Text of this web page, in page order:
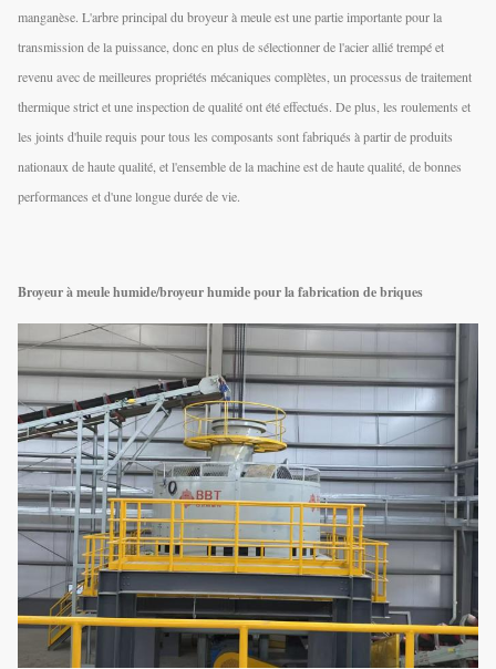
manganèse. L'arbre principal du broyeur à meule est une partie importante pour la
transmission de la puissance, donc en plus de sélectionner de l'acier allié trempé et
revenu avec de meilleures propriétés mécaniques complètes, un processus de traitement
thermique strict et une inspection de qualité ont été effectués. De plus, les roulements et
les joints d'huile requis pour tous les composants sont fabriqués à partir de produits
nationaux de haute qualité, et l'ensemble de la machine est de haute qualité, de bonnes
performances et d'une longue durée de vie.
Broyeur à meule humide/broyeur humide pour la fabrication de briques